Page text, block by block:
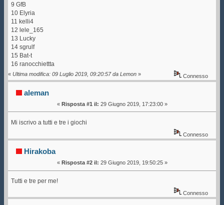
9 GfB
10 Elyria
11 kelli4
12 lele_165
13 Lucky
14 sgrulf
15 Bat-t
16 ranocchiettta
« Ultima modifica: 09 Luglio 2019, 09:20:57 da Lemon » Connesso
aleman
« Risposta #1 il: 29 Giugno 2019, 17:23:00 »
Mi iscrivo a tutti e tre i giochi
Connesso
Hirakoba
« Risposta #2 il: 29 Giugno 2019, 19:50:25 »
Tutti e tre per me!
Connesso